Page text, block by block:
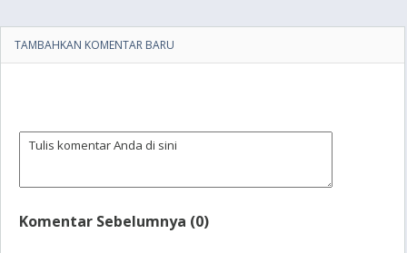
TAMBAHKAN KOMENTAR BARU
Komentar Sebelumnya (0)